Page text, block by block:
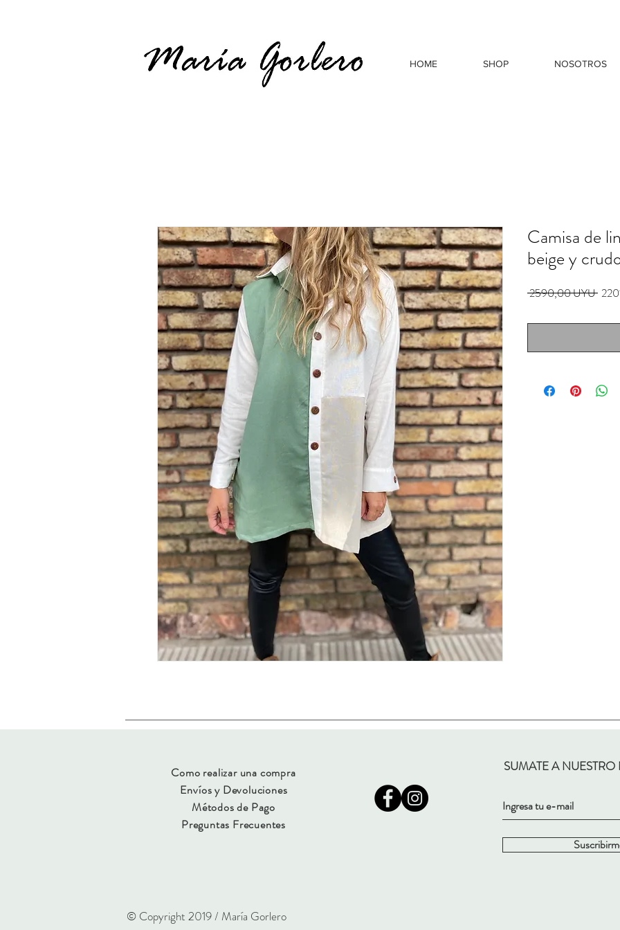
HOME SHOP NOSOTROS
Camisa de
beige y
2590,00 UYU
Como realizar una compra
Envíos y Devoluciones
Métodos de Pago
Preguntas Frecuentes
SUMATE A NUESTRO
© Copyright 2019 / María Gorlero